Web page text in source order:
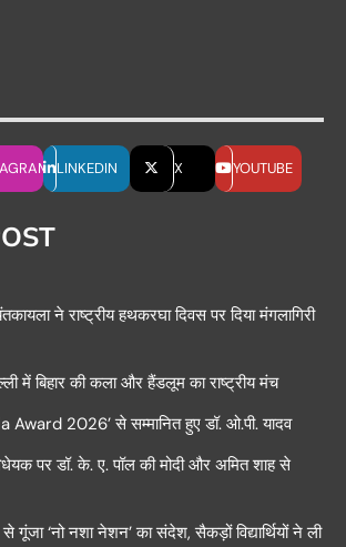
LINKEDIN X YOUTUBE
ने राष्ट्रीय हथकरघा दिवस पर दिया मंगलागिरी
में बिहार की कला और हैंडलूम का राष्ट्रीय मंच
Award 2026’ से सम्मानित हुए डॉ. ओ.पी. यादव
पर डॉ. के. ए. पॉल की मोदी और अमित शाह से
गूंजा ‘नो नशा नेशन’ का संदेश, सैकड़ों विद्यार्थियों ने ली